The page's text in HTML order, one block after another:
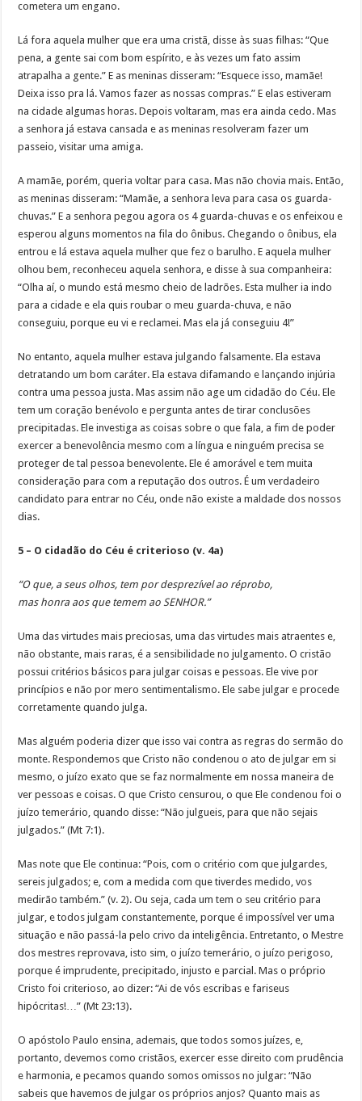
cometera um engano.
Lá fora aquela mulher que era uma cristã, disse às suas filhas: “Que
pena, a gente sai com bom espírito, e às vezes um fato assim
atrapalha a gente.” E as meninas disseram: “Esquece isso, mamãe!
Deixa isso pra lá. Vamos fazer as nossas compras.” E elas estiveram
na cidade algumas horas. Depois voltaram, mas era ainda cedo. Mas
a senhora já estava cansada e as meninas resolveram fazer um
passeio, visitar uma amiga.
A mamãe, porém, queria voltar para casa. Mas não chovia mais. Então,
as meninas disseram: “Mamãe, a senhora leva para casa os guarda-
chuvas.” E a senhora pegou agora os 4 guarda-chuvas e os enfeixou e
esperou alguns momentos na fila do ônibus. Chegando o ônibus, ela
entrou e lá estava aquela mulher que fez o barulho. E aquela mulher
olhou bem, reconheceu aquela senhora, e disse à sua companheira:
“Olha aí, o mundo está mesmo cheio de ladrões. Esta mulher ia indo
para a cidade e ela quis roubar o meu guarda-chuva, e não
conseguiu, porque eu vi e reclamei. Mas ela já conseguiu 4!”
No entanto, aquela mulher estava julgando falsamente. Ela estava
detratando um bom caráter. Ela estava difamando e lançando injúria
contra uma pessoa justa. Mas assim não age um cidadão do Céu. Ele
tem um coração benévolo e pergunta antes de tirar conclusões
precipitadas. Ele investiga as coisas sobre o que fala, a fim de poder
exercer a benevolência mesmo com a língua e ninguém precisa se
proteger de tal pessoa benevolente. Ele é amorável e tem muita
consideração para com a reputação dos outros. É um verdadeiro
candidato para entrar no Céu, onde não existe a maldade dos nossos
dias.
5 – O cidadão do Céu é criterioso (v. 4a)
“O que, a seus olhos, tem por desprezível ao réprobo,
mas honra aos que temem ao SENHOR.”
Uma das virtudes mais preciosas, uma das virtudes mais atraentes e,
não obstante, mais raras, é a sensibilidade no julgamento. O cristão
possui critérios básicos para julgar coisas e pessoas. Ele vive por
princípios e não por mero sentimentalismo. Ele sabe julgar e procede
corretamente quando julga.
Mas alguém poderia dizer que isso vai contra as regras do sermão do
monte. Respondemos que Cristo não condenou o ato de julgar em si
mesmo, o juízo exato que se faz normalmente em nossa maneira de
ver pessoas e coisas. O que Cristo censurou, o que Ele condenou foi o
juízo temerário, quando disse: “Não julgueis, para que não sejais
julgados.” (Mt 7:1).
Mas note que Ele continua: “Pois, com o critério com que julgardes,
sereis julgados; e, com a medida com que tiverdes medido, vos
medirão também.” (v. 2). Ou seja, cada um tem o seu critério para
julgar, e todos julgam constantemente, porque é impossível ver uma
situação e não passá-la pelo crivo da inteligência. Entretanto, o Mestre
dos mestres reprovava, isto sim, o juízo temerário, o juízo perigoso,
porque é imprudente, precipitado, injusto e parcial. Mas o próprio
Cristo foi criterioso, ao dizer: “Ai de vós escribas e fariseus
hipócritas!…” (Mt 23:13).
O apóstolo Paulo ensina, ademais, que todos somos juízes, e,
portanto, devemos como cristãos, exercer esse direito com prudência
e harmonia, e pecamos quando somos omissos no julgar: “Não
sabeis que havemos de julgar os próprios anjos? Quanto mais as